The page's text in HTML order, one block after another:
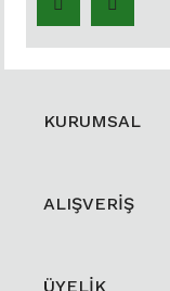
KURUMSAL
ALIŞVERİŞ
ÜYELİK